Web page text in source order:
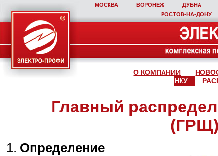
МОСКВА ВОРОНЕЖ
ДУБНА
РОСТОВ‑НА‑ДОНУ
О КОМПАНИИ
НКУ
Главный
Определение